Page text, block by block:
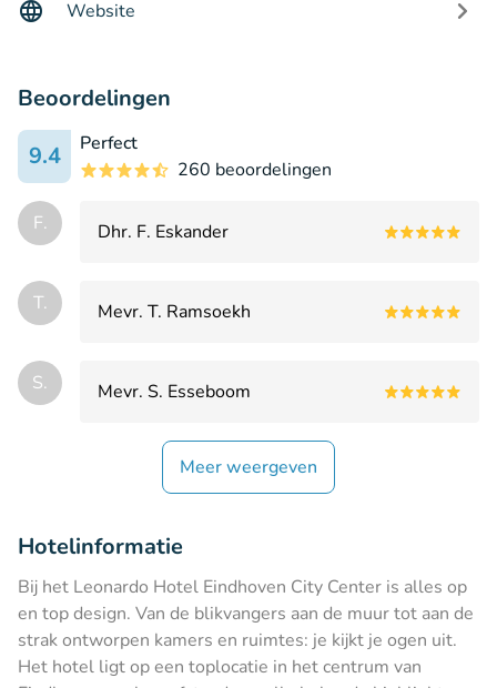
Website
Beoordelingen
9.4
Perfect
260 beoordelingen
F. Dhr. F. Eskander
T. Mevr. T. Ramsoekh
S. Mevr. S. Esseboom
Meer weergeven
Hotelinformatie
Bij het Leonardo Hotel Eindhoven City Center is alles op
en top design. Van de blikvangers aan de muur tot aan de
strak ontworpen kamers en ruimtes: je kijkt je ogen uit.
Het hotel ligt op een toplocatie in het centrum van